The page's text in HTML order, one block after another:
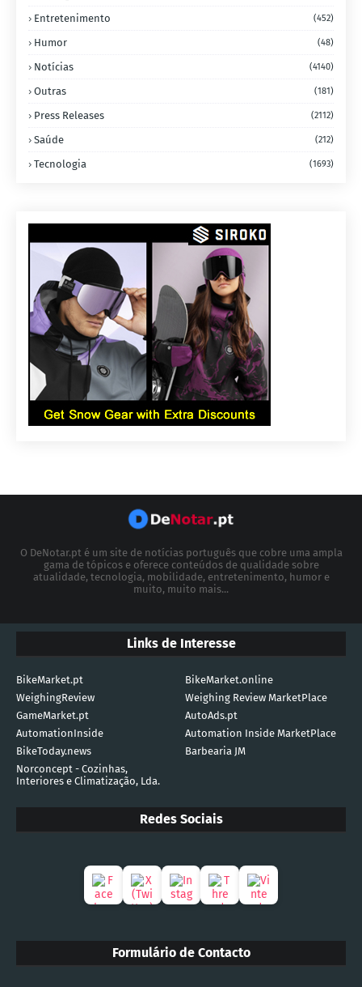
Entretenimento (452)
Humor (48)
Notícias (4140)
Outras (181)
Press Releases (2112)
Saúde (212)
Tecnologia (1693)
O DeNotar.pt é um site de notícias português que cobre uma ampla
gama de tópicos e oferece conteúdos de qualidade sobre
atualidade, tecnologia, mobilidade, entretenimento, humor e
muito, muito mais...
Links de Interesse
BikeMarket.pt
BikeMarket.online
WeighingReview
Weighing Review MarketPlace
GameMarket.pt
AutoAds.pt
AutomationInside
Automation Inside MarketPlace
BikeToday.news
Barbearia JM
Norconcept - Cozinhas,
Interiores e Climatização, Lda.
Redes Sociais
Formulário de Contacto